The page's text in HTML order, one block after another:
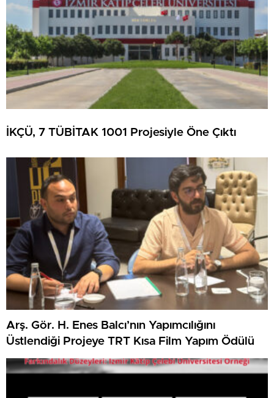
İKÇÜ, 7 TÜBİTAK 1001 Projesiyle Öne Çıktı
Arş. Gör. H. Enes Balcı’nın Yapımcılığını
Üstlendiği Projeye TRT Kısa Film Yapım Ödülü